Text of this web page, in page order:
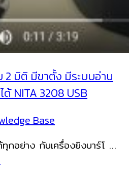
2 มิติ มีขาตั้ง มีระบบอ่าน
NITA 3208 USB
Base
ทุกอย่าง กับเครื่องยิงบาร์โ …
ง